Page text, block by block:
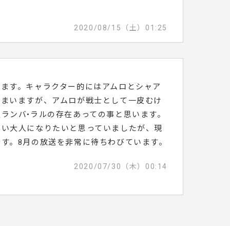
2020/08/15（土）01:25
す。キャラクター的にはアムロとシャア
いますが、アムロが戦士として一皮むけ
ンバ•ラルの存在あっての事と思います。
大人になりたいと思っていましたが、現
。8月の放送を非常に待ちわびています。
2020/07/30（木）00:14